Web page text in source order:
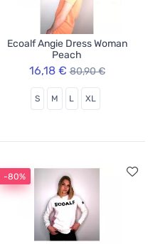
Ecoalf Angie Dress Woman
Peach
16,18 € 80,90 €
S M L XL
-80%